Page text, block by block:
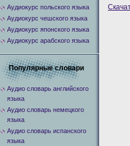
Аудиокурс польского языка
Аудиокурс чешского языка
Аудиокурс японского языка
Аудиокурс арабского языка
Популярные словари
Аудио словарь английского
языка
Аудио словарь немецкого
языка
Аудио словарь испанского
языка